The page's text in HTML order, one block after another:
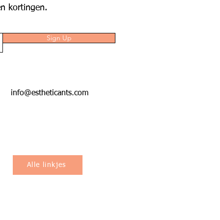
kortingen.
Sign Up
info@estheticants.com
Alle linkjes